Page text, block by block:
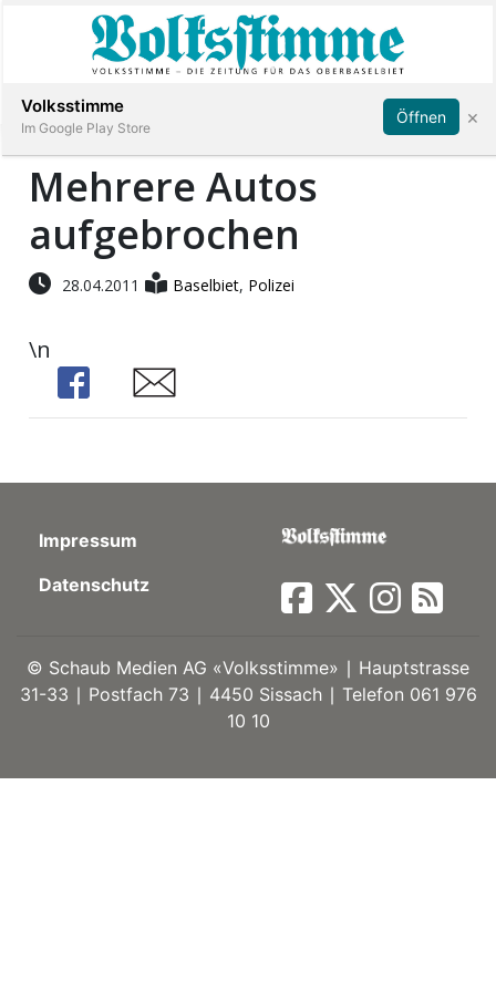
Immobilien
Veranstaltungen
Stellen
Fussball
Abonnieren Anmelden
Mehrere Autos
aufgebrochen
28.04.2011 Baselbiet, Polizei
\n
Share
Share
Impressum
Datenschutz
© Schaub Medien AG «Volksstimme» ∣ Hauptstrasse
31-33 ∣ Postfach 73 ∣ 4450 Sissach ∣ Telefon 061 976
10 10
Volksstimme
Im Google Play Store
Öffnen ×